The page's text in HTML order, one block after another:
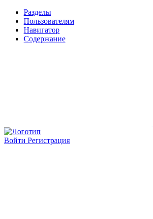
Разделы
Пользователям
Навигатор
Содержание
Войти Регистрация